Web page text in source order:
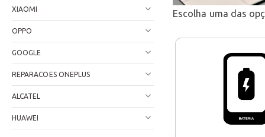
XIAOMI
OPPO
GOOGLE
REPARACOES ONEPLUS
ALCATEL
HUAWEI
Escolha uma das